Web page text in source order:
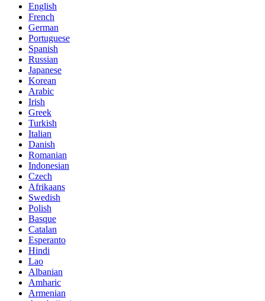
English
French
German
Portuguese
Spanish
Russian
Japanese
Korean
Arabic
Irish
Greek
Turkish
Italian
Danish
Romanian
Indonesian
Czech
Afrikaans
Swedish
Polish
Basque
Catalan
Esperanto
Hindi
Lao
Albanian
Amharic
Armenian